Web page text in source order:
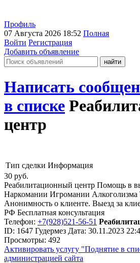
Профиль
07 Августа 2026 18:52 Полная
Войти Регистрация
Добавить объявление
Написать
в списке
центр
Тип сделки Информация
30 руб.
Реабилитационный центр Помощь в
Наркомании Игромании Алкоголизма
Анонимность о клиенте. Выезд за
РФ Бесплатная консультация
Телефон: +7(928)521-56-51
ID: 1647 Гудермез Дата: 30.11.2023
Просмотры: 492
Активировать услугу "Поднятие в
администрацией сайта